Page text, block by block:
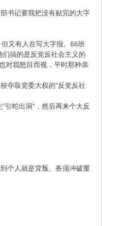
书记要我把没有贴完的大字
又有人在写大字报。66班
搞的是反党反社会主义的
对我怒目而视，平时那种亲
夺取党委大权的“反党反社
蛇出洞”，然后再来个大反
个人就是背叛。务须冲破重